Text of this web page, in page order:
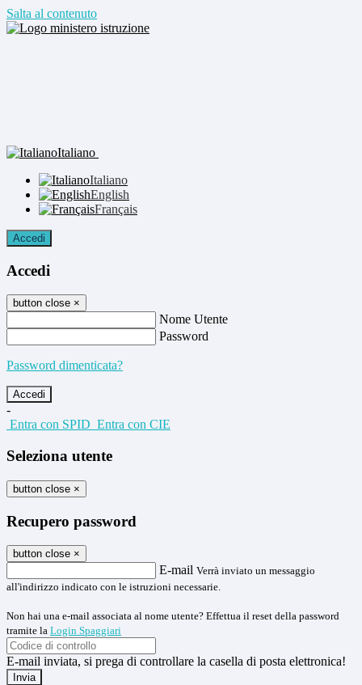
Salta al contenuto
Italiano
Italiano
English
Français
Accedi
Accedi
button close ×
Nome Utente
Password
Password dimenticata?
-
Entra con SPID Entra con CIE
Seleziona utente
button close ×
Recupero password
button close ×
E-mail Verrà inviato un messaggio
all'indirizzo indicato con le istruzioni necessarie.
Non hai una e-mail associata al nome utente? Effettua il reset della password
tramite la Login Spaggiari
E-mail inviata, si prega di controllare la casella di posta elettronica!